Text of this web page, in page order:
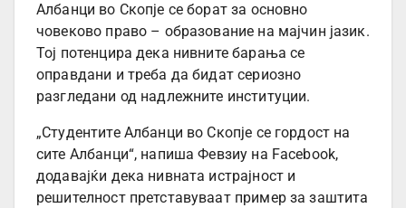
Албанци во Скопје се борат за основно
човеково право – образование на мајчин јазик.
Тој потенцира дека нивните барања се
оправдани и треба да бидат сериозно
разгледани од надлежните институции.
„Студентите Албанци во Скопје се гордост на
сите Албанци“, напиша Февзиу на Facebook,
додавајќи дека нивната истрајност и
решителност претставуваат пример за заштита